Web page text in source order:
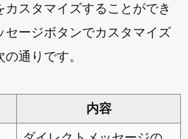
カスタマイズすることができ
セージボタンでカスタマイズ
通りです。
内容